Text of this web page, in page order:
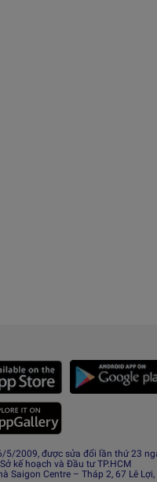
5/2009, được sửa đổi lần thứ 23
kế hoạch và Đầu tư TP.HCM
Saigon Centre – Tháp 2, 67 Lê